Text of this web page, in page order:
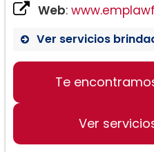
Web:
Ver servicios
Te
Ver